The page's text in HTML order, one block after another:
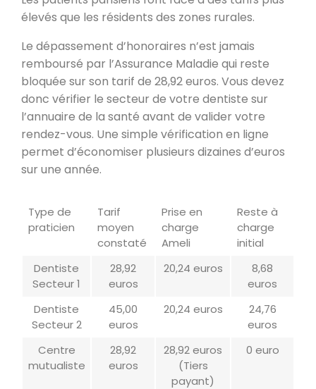
élevés que les résidents des zones rurales.
Le dépassement d’honoraires n’est jamais
remboursé par l’Assurance Maladie qui reste
bloquée sur son tarif de 28,92 euros. Vous devez
donc vérifier le secteur de votre dentiste sur
l’annuaire de la santé avant de valider votre
rendez-vous. Une simple vérification en ligne
permet d’économiser plusieurs dizaines d’euros
sur une année.
Type de
praticien
Tarif
moyen
constaté
Prise en
charge
Ameli
Reste à
charge
initial
Dentiste
Secteur 1
28,92
euros
20,24 euros
8,68
euros
Dentiste
Secteur 2
45,00
euros
20,24 euros
24,76
euros
Centre
mutualiste
28,92
euros
28,92 euros
(Tiers
payant)
0 euro